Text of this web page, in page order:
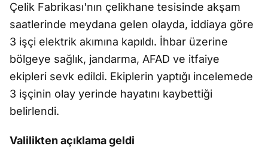
Çelik Fabrikası'nın çelikhane tesisinde akşam
saatlerinde meydana gelen olayda, iddiaya göre
3 işçi elektrik akımına kapıldı. İhbar üzerine
bölgeye sağlık, jandarma, AFAD ve itfaiye
ekipleri sevk edildi. Ekiplerin yaptığı incelemede
3 işçinin olay yerinde hayatını kaybettiği
belirlendi.
Valilikten açıklama geldi